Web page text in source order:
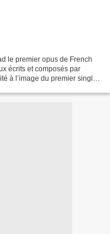
le premier opus de French
écrits et composés par
à l’image du premier single